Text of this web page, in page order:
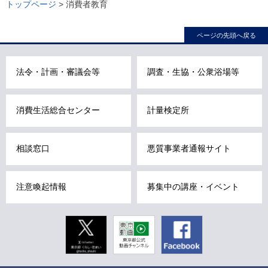
こ
で
。
トップページ > 消費者教育
ページの先頭へ戻る
法令・計画・審議会等 調査・生協・公衆浴場等
消費生活総合センター 計量検定所
相談窓口 悪質事業者通報サイト
注意喚起情報 募集中の講座・イベント
Twitter
東京動画
東京都公式
動画チャン
ネル
Facebook